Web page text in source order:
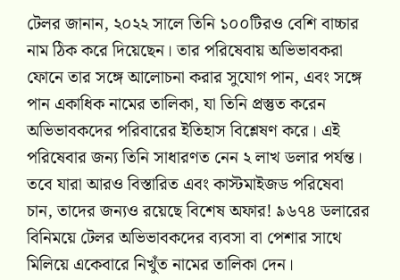
টেলর জানান, ২০২২ সালে তিনি ১০০টিরও বেশি বাচ্চার
নাম ঠিক করে দিয়েছেন। তার পরিষেবায় অভিভাবকরা
ফোনে তার সঙ্গে আলোচনা করার সুযোগ পান, এবং সঙ্গে
পান একাধিক নামের তালিকা, যা তিনি প্রস্তুত করেন
অভিভাবকদের পরিবারের ইতিহাস বিশ্লেষণ করে। এই
পরিষেবার জন্য তিনি সাধারণত নেন ২ লাখ ডলার পর্যন্ত।
তবে যারা আরও বিস্তারিত এবং কাস্টমাইজড পরিষেবা
চান, তাদের জন্যও রয়েছে বিশেষ অফার! ৯৬৭৪ ডলারের
বিনিময়ে টেলর অভিভাবকদের ব্যবসা বা পেশার সাথে
মিলিয়ে একেবারে নিখুঁত নামের তালিকা দেন।